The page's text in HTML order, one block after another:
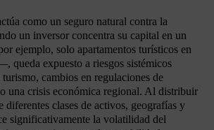
como un seguro natural contra la
un inversor concentra su capital en un
ejemplo, solo apartamentos turísticos en
queda expuesto a riesgos sistémicos
cambios en regulaciones de
una crisis económica regional. Al distribuir
diferentes clases de activos, geografías y
significativamente la volatilidad del